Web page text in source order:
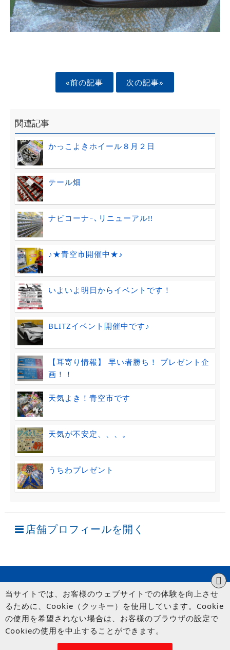
«前の記事 次の記事»
関連記事
かっこよきホイール８月２日
テール畑
ナビコーナｰ､リニューアル!!
♪★青空市開催中★♪
いよいよ明日からイベントです！
BLITZイベント開催中です♪
【耳寄り情報】 早い者勝ち！ プレゼント企
画！！
天気よき！青空市です
天気が不安定、、、。
うちわプレゼント
店舗プロフィールを開く
© UP GARAGE GROUP Co., Ltd.
当サイトでは、お客様のウェブサイトでの体験を向上させ
るために、Cookie（クッキー）を使用しています。Cookie
の使用を希望されない場合は、お客様のブラウザの設定で
Cookieの使用を中止することができます。